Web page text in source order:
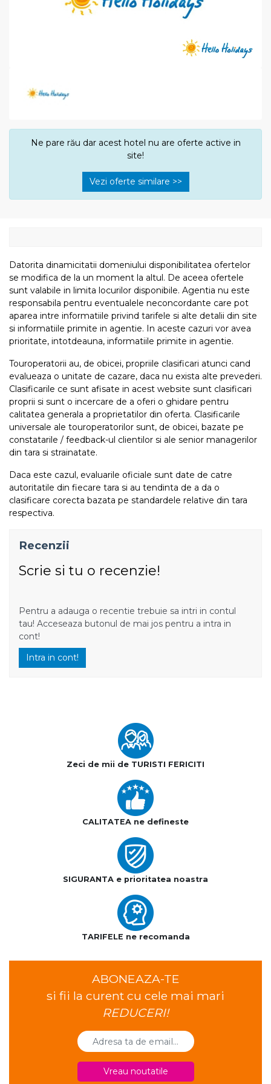
Ne pare rău dar acest hotel nu are oferte active in
site!
Vezi oferte similare >>
Datorita dinamicitatii domeniului disponibilitatea ofertelor
se modifica de la un moment la altul. De aceea ofertele
sunt valabile in limita locurilor disponibile. Agentia nu este
responsabila pentru eventualele neconcordante care pot
aparea intre informatiile privind tarifele si alte detalii din site
si informatiile primite in agentie. In aceste cazuri vor avea
prioritate, intotdeauna, informatiile primite in agentie.
Touroperatorii au, de obicei, propriile clasificari atunci cand
evalueaza o unitate de cazare, daca nu exista alte prevederi.
Clasificarile ce sunt afisate in acest website sunt clasificari
proprii si sunt o incercare de a oferi o ghidare pentru
calitatea generala a proprietatilor din oferta. Clasificarile
universale ale touroperatorilor sunt, de obicei, bazate pe
constatarile / feedback-ul clientilor si ale senior managerilor
din tara si strainatate.
Daca este cazul, evaluarile oficiale sunt date de catre
autoritatile din fiecare tara si au tendinta de a da o
clasificare corecta bazata pe standardele relative din tara
respectiva.
Recenzii
Scrie si tu o recenzie!
Pentru a adauga o recentie trebuie sa intri in contul
tau! Acceseaza butonul de mai jos pentru a intra in
cont!
Intra in cont!
Zeci de mii de TURISTI FERICITI
CALITATEA ne defineste
SIGURANTA e prioritatea noastra
TARIFELE ne recomanda
ABONEAZA-TE
si fii la curent cu cele mai mari
REDUCERI!
Vreau noutatile